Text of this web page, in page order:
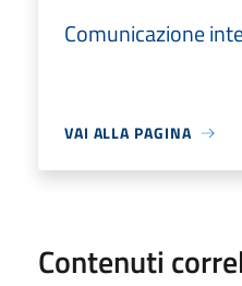
Comunicazione
VAI ALLA PAGINA
Contenuti